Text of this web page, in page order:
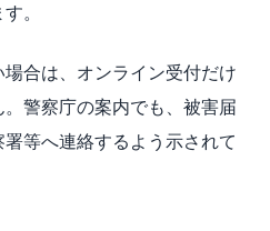
。
合は、オンライン受付だけ
警察庁の案内でも、被害届
等へ連絡するよう示されて